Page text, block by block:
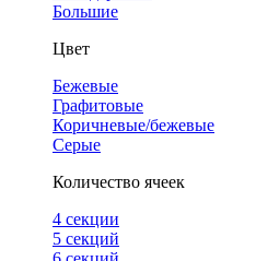
Большие
Цвет
Бежевые
Графитовые
Коричневые/бежевые
Серые
Количество ячеек
4 cекции
5 секций